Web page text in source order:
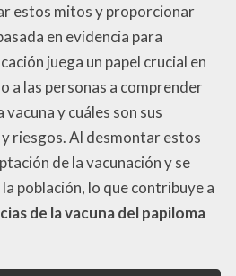
estos mitos y proporcionar
en evidencia para
juega un papel crucial en
a las personas a comprender
y cuáles son sus
riesgos. Al desmontar estos
de la vacunación y se
población, lo que contribuye a
de la vacuna del papiloma